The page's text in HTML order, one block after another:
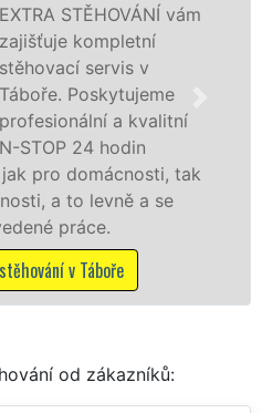
stěhovací služby v
Táboře na špičkové
úrovni se speciální
stěhovací
technikou. Tyto
domácnostem i firmám v
se zárukou kvality
EXTRA STĚHOVÁNÍ.
služby NON-STOP
a svátků bez příplatků.
o stěhovací služby v Táboře
od zákazníků: